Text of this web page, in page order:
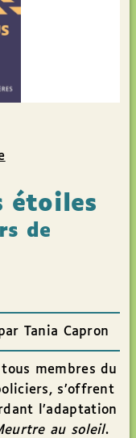
étoiles
de
Tania Capron
membres du
s’offrent
l’adaptation
au soleil.